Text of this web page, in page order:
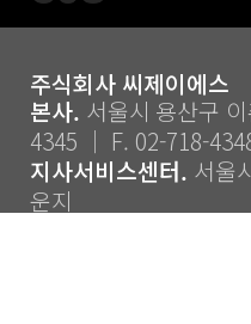
주식회사 씨제이에스
본사. 서울시 용산구
4345 ｜ F. 02-718-
지사서비스센터. 서울
운지